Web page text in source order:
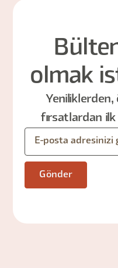
olmak
fırsatlardan